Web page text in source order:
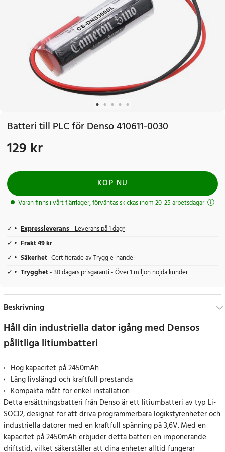
Batteri till PLC för Denso 410611-0030
Pris:129 kr
129 kr
KÖP NU
Varan finns i vårt fjärrlager, förväntas skickas inom 20-25 arbetsdagar
Expressleverans- Leverans på 1 dag*
Frakt 49 kr
Säkerhet- Certifierade av Trygg e-handel
Trygghet- 30 dagars prisgaranti - Över 1 miljon nöjda kunder
Beskrivning
Håll din industriella dator igång med Densos
pålitliga litiumbatteri
Hög kapacitet på 2450mAh
Lång livslängd och kraftfull prestanda
Kompakta mått för enkel installation
Detta ersättningsbatteri från Denso är ett litiumbatteri av typ Li-
SOCl2, designat för att driva programmerbara logikstyrenheter och
industriella datorer med en kraftfull spänning på 3,6V. Med en
kapacitet på 2450mAh erbjuder detta batteri en imponerande
driftstid, vilket säkerställer att dina enheter alltid fungerar